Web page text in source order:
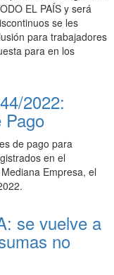
EL PAÍS y será
se les
para trabajadores
para en los
2022:
Pago
de pago para
en el
Empresa, el
se vuelve a
no